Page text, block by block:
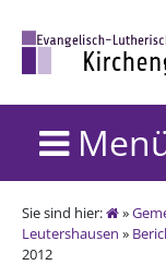
Sie sind hier: »
Leutershausen »
2012